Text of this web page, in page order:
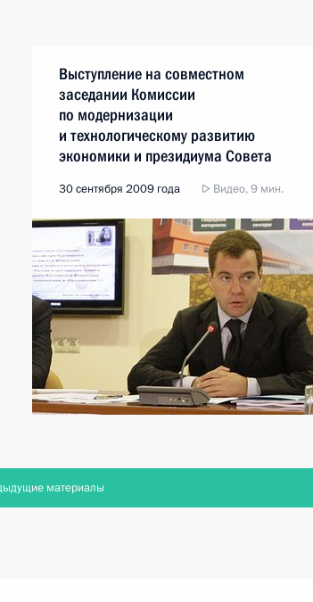
Выступление на совместном
заседании Комиссии
по модернизации
и технологическому развитию
экономики и президиума Совета
и образованию
30 сентября 2009 года Видео, 9 мин.
материалы